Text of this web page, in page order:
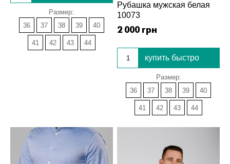
Размер:
36
37 38 39 40
41 42 43 44
Рубашка мужская белая
10073
2 000 грн
купить быстро
Размер:
36
37 38 39 40
41 42 43 44